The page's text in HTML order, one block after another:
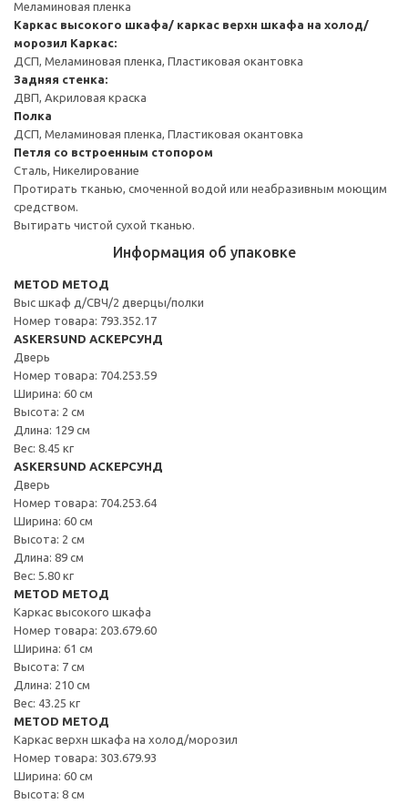
Меламиновая пленка
Каркас высокого шкафа/ каркас верхн шкафа на холод/
морозил Каркас:
ДСП, Меламиновая пленка, Пластиковая окантовка
Задняя стенка:
ДВП, Акриловая краска
Полка
ДСП, Меламиновая пленка, Пластиковая окантовка
Петля со встроенным стопором
Сталь, Никелирование
Протирать тканью, смоченной водой или неабразивным моющим
средством.
Вытирать чистой сухой тканью.
Информация об упаковке
METOD МЕТОД
Выс шкаф д/СВЧ/2 дверцы/полки
Номер товара: 793.352.17
ASKERSUND АСКЕРСУНД
Дверь
Номер товара: 704.253.59
Ширина: 60 см
Высота: 2 см
Длина: 129 см
Вес: 8.45 кг
ASKERSUND АСКЕРСУНД
Дверь
Номер товара: 704.253.64
Ширина: 60 см
Высота: 2 см
Длина: 89 см
Вес: 5.80 кг
METOD МЕТОД
Каркас высокого шкафа
Номер товара: 203.679.60
Ширина: 61 см
Высота: 7 см
Длина: 210 см
Вес: 43.25 кг
METOD МЕТОД
Каркас верхн шкафа на холод/морозил
Номер товара: 303.679.93
Ширина: 60 см
Высота: 8 см